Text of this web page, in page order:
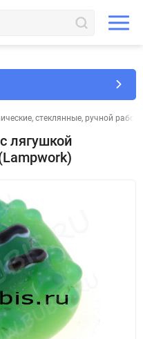
стеклянные, ручной
лягушкой